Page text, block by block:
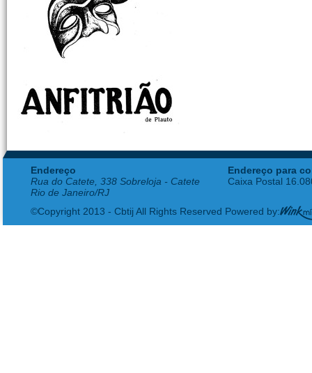
Endereço
Rua do Catete, 338 Sobreloja - Catete
Rio de Janeiro/RJ
Endereço para
Caixa Postal
©Copyright 2013 - Cbtij All Rights Reserved Powered by: